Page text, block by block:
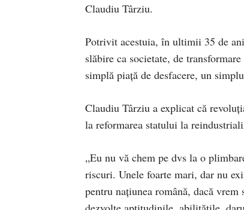
Claudiu Târziu.
Potrivit acestuia, în ultimii 35 de
slăbire ca societate, de
simplă piață de desfacere, un
Claudiu Târziu a explicat că
la reformarea statului la
„Eu nu vă chem pe dvs la o
riscuri. Unele foarte mari, dar nu
pentru națiunea română, dacă